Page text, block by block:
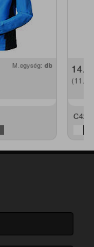
M.egység: db
C42 -